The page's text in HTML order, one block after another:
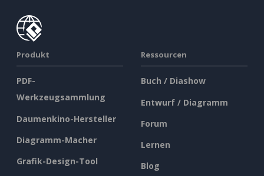
Produkt
PDF-
Werkzeugsammlung
Daumenkino-Hersteller
Diagramm-Macher
Grafik-Design-Tool
Ressourcen
Buch / Diashow
Entwurf / Diagramm
Forum
Lernen
Blog